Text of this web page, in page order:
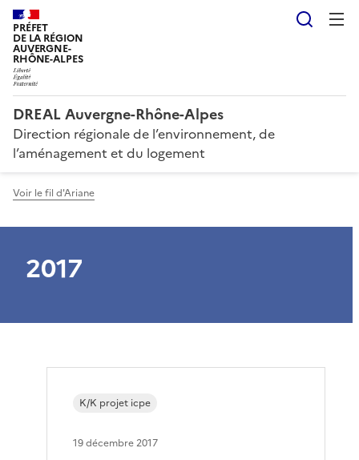
PRÉFET
DE LA RÉGION
AUVERGNE-
RHÔNE-ALPES
DREAL Auvergne-Rhône-Alpes
Direction régionale de l’environnement, de
l’aménagement et du logement
Voir le fil d'Ariane
2017
K/K projet icpe
19 décembre 2017